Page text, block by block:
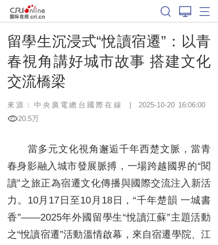
留學生沉浸式“悅讀宿遷”：以青
春視角講好城市故事 搭建文化
交流橋梁
來源：中央廣電總台國際在線 | 2025-10-20 16:06:00
20.5万
當多元文化視角邂逅千年西楚文脈，當青
春身影融入城市發展脈搏，一場跨越國界的“閱
讀”之旅正為宿遷文化傳播與國際交流注入新活
力。10月17日至10月18日，“千年楚韻 一城書
香”——2025年外國留學生“悅讀江蘇”主題活動
之“悅讀宿遷”活動溫情啟幕，來自宿遷學院、江